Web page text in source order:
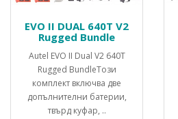
EVO II DUAL 640Т V2
Rugged Bundle
Autel EVO II Dual V2 640Т
Rugged BundleТози
комплект включва две
допълнителни батерии,
твърд куфар, ..